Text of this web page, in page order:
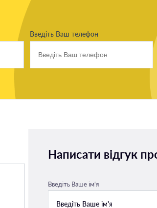
Введіть Ваш телефон
Написати відгук
Введіть Ваше ім'я